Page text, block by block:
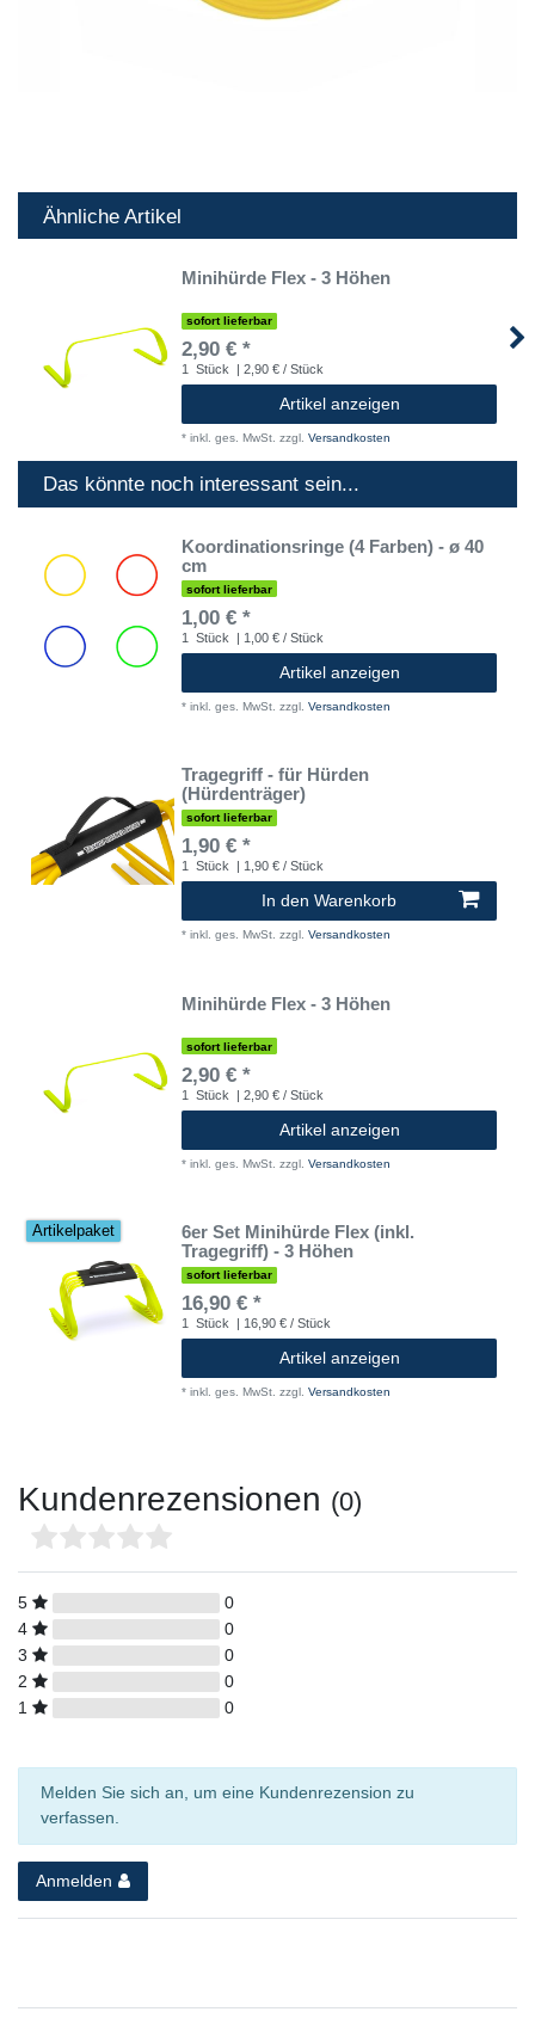
Ähnliche Artikel
Minihürde Flex - 3 Höhen
sofort lieferbar
2,90 € *
1 Stück | 2,90 € / Stück
Artikel anzeigen
* inkl. ges. MwSt. zzgl. Versandkosten
Das könnte noch interessant sein...
Koordinationsringe (4 Farben) - ø 40
cm
sofort lieferbar
1,00 € *
1 Stück | 1,00 € / Stück
Artikel anzeigen
* inkl. ges. MwSt. zzgl. Versandkosten
Tragegriff - für Hürden
(Hürdenträger)
sofort lieferbar
1,90 € *
1 Stück | 1,90 € / Stück
In den Warenkorb
* inkl. ges. MwSt. zzgl. Versandkosten
Minihürde Flex - 3 Höhen
sofort lieferbar
2,90 € *
1 Stück | 2,90 € / Stück
Artikel anzeigen
* inkl. ges. MwSt. zzgl. Versandkosten
Artikelpaket
6er Set Minihürde Flex (inkl.
Tragegriff) - 3 Höhen
sofort lieferbar
16,90 € *
1 Stück | 16,90 € / Stück
Artikel anzeigen
* inkl. ges. MwSt. zzgl. Versandkosten
Kundenrezensionen (0)
5
0
4
0
3
0
2
0
1
0
Melden Sie sich an, um eine Kundenrezension zu
verfassen.
Anmelden